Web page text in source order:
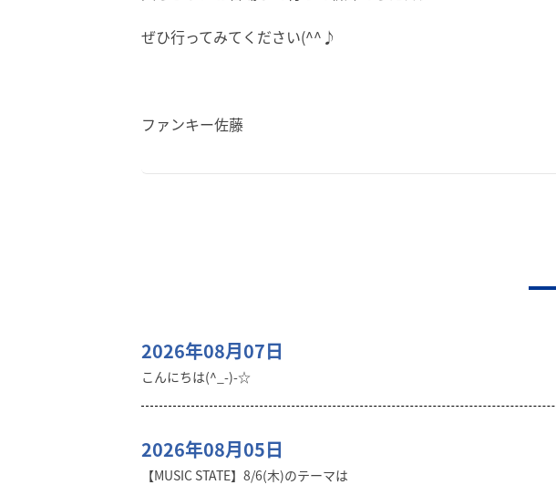
ぜひ行ってみてください(^^♪
ファンキー佐藤
2026年08月07日
こんにちは(^_-)-☆
2026年08月05日
【MUSIC STATE】8/6(木)のテーマは